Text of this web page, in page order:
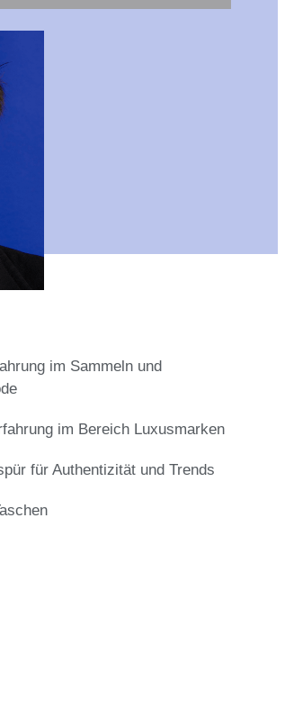
im Sammeln und
im Bereich Luxusmarken
für Authentizität und Trends